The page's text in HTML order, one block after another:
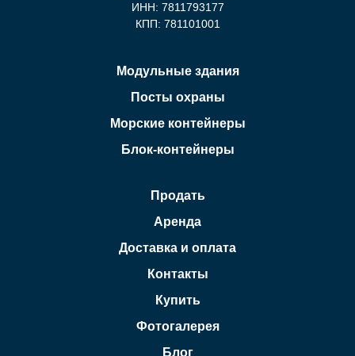
ИНН: 7811793177
КПП: 781101001
Модульные здания
Посты охраны
Морские контейнеры
Блок-контейнеры
Продать
Аренда
Доставка и оплата
Контакты
Купить
Фотогалерея
Блог